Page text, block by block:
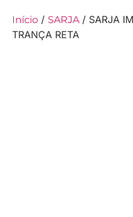
Início / SARJA/ SARJA
TRANÇA RETA